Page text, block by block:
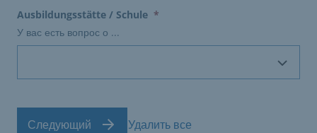
Ausbildungsstätte / Schule *
У вас есть вопрос о ...
Следующий Удалить все